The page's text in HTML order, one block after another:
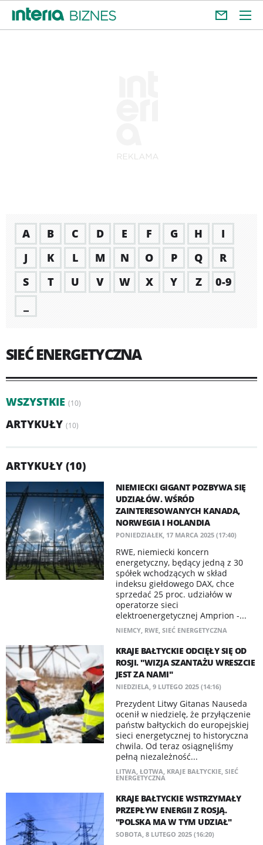
A B C D E F G H
I
J
K L M N O P Q
R
S
T U V W X Y Z
0-9
SIEĆ ENERGETYCZNA
WSZYSTKIE (10)
ARTYKUŁY (10)
ARTYKUŁY (10)
NIEMIECKI GIGANT POZBYWA SIĘ
UDZIAŁÓW. WŚRÓD
ZAINTERESOWANYCH KANADA,
NORWEGIA I HOLANDIA
PONIEDZIAŁEK, 17 MARCA 2025 (17:40)
RWE, niemiecki koncern
energetyczny, będący jedną z 30
spółek wchodzących w skład
indeksu giełdowego DAX, chce
sprzedać 25 proc. udziałów w
operatorze sieci
elektroenergetycznej Amprion -...
NIEMCY, RWE, SIEĆ ENERGETYCZNA
KRAJE BAŁTYCKIE ODCIĘŁY SIĘ OD
ROSJI. "WIZJA SZANTAŻU WRESZCIE
JEST ZA NAMI"
NIEDZIELA, 9 LUTEGO 2025 (14:16)
Prezydent Litwy Gitanas Nauseda
ocenił w niedzielę, że przyłączenie
państw bałtyckich do europejskiej
sieci energetycznej to historyczna
chwila. Od teraz osiągnęliśmy
pełną niezależność...
LITWA, ŁOTWA, KRAJE BAŁTYCKIE, SIEĆ
ENERGETYCZNA
KRAJE BAŁTYCKIE WSTRZYMAŁY
PRZEPŁYW ENERGII Z ROSJĄ.
"POLSKA MA W TYM UDZIAŁ"
SOBOTA, 8 LUTEGO 2025 (16:20)